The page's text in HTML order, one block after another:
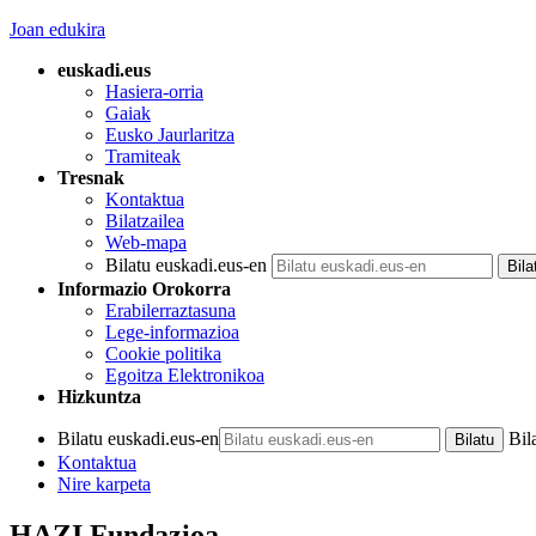
Joan edukira
euskadi.eus
Hasiera-orria
Gaiak
Eusko Jaurlaritza
Tramiteak
Tresnak
Kontaktua
Bilatzailea
Web-mapa
Bilatu euskadi.eus-en
Informazio Orokorra
Erabilerraztasuna
Lege-informazioa
Cookie politika
Egoitza Elektronikoa
Hizkuntza
Bilatu euskadi.eus-en
Kontaktua
Nire karpeta